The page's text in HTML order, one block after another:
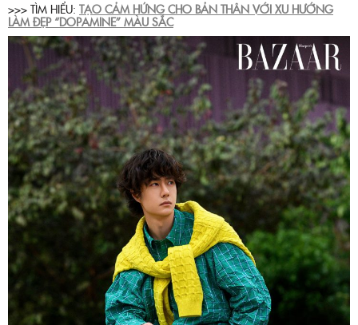
>>> TÌM HIỂU: TẠO CẢM HỨNG CHO BẢN THÂN VỚI XU HƯỚNG
LÀM ĐẸP “DOPAMINE” MÀU SẮC